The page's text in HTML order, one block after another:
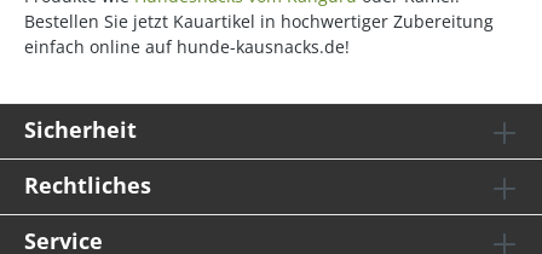
Bestellen Sie jetzt Kauartikel in hochwertiger Zubereitung
einfach online auf hunde-kausnacks.de!
Sicherheit
Rechtliches
Service